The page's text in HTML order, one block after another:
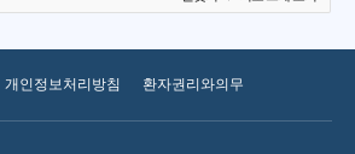
개인정보처리방침 환자권리와의무